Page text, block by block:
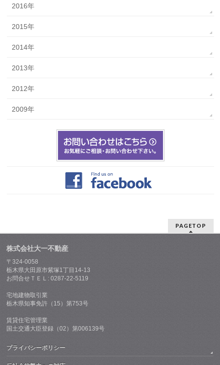
2016年
2015年
2014年
2013年
2012年
2009年
PAGETOP
株式会社大一不動産
〒324-0058
栃木県大田原市紫塚1丁目14-13
お問合せＴＥＬ: 0287-22-5119
宅地建物取引業
栃木県知事免許（15）第753号
賃貸住宅管理業
国土交通大臣登録（02）第006139号
プライバシーポリシー